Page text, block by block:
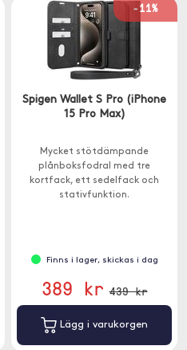
-11%
Spigen Wallet S Pro (iPhone
15 Pro Max)
Mycket stötdämpande
plånboksfodral med tre
kortfack, ett sedelfack och
stativfunktion.
Finns i lager, skickas i dag
389 kr 439 kr
Lägg i varukorgen